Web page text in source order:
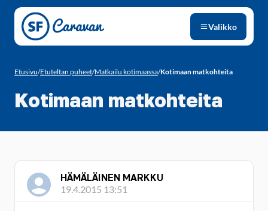
Siirry sivun sisältöön
Valikko
Etusivu/Etuteltan puheet/Matkailu kotimaassa/Kotimaan matkohteita
Kotimaan matkohteita
HÄMÄLÄINEN MARKKU
19.4.2015 13:51